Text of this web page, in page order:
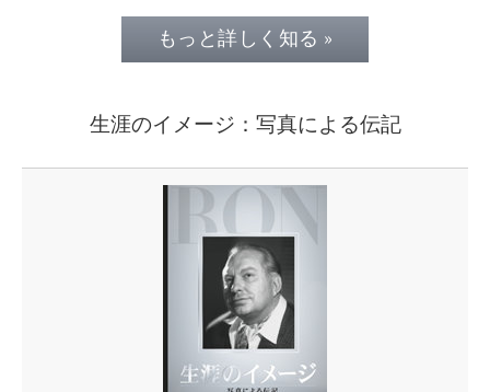
もっと詳しく知る »
生涯のイメージ：写真による伝記